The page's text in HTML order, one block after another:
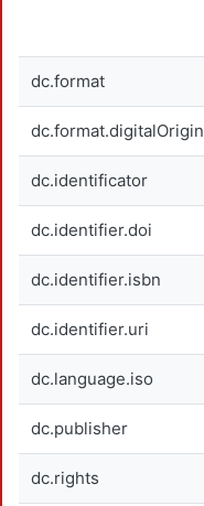
dc.format
dc.format.digitalOrigin
dc.identificator
dc.identifier.doi
dc.identifier.isbn
dc.identifier.uri
dc.language.iso
dc.publisher
dc.rights